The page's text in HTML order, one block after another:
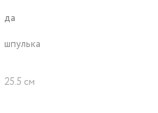
да
шпулька
25.5 см